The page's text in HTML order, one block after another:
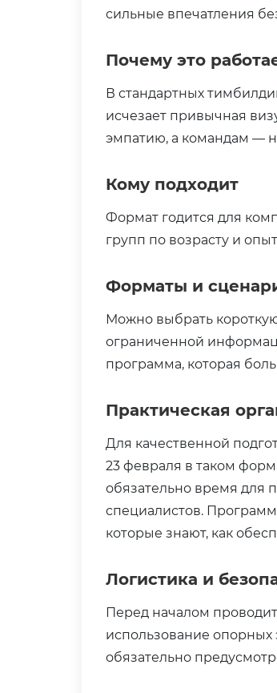
сильные впечатления
Почему это
В стандартных
исчезает привычная
эмпатию, а командам —
Кому подходит
Формат годится для
групп по возрасту и
Форматы и
Можно выбрать
ограниченной
программа, которая
Практическая
Для качественной
23 февраля в таком
обязательно время для
специалистов.
которые знают, как
Логистика и
Перед началом
использование
обязательно